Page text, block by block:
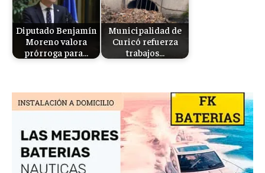
Diputado Benjamín
Moreno valora
prórroga para…
Municipalidad de
Curicó refuerza
trabajos…